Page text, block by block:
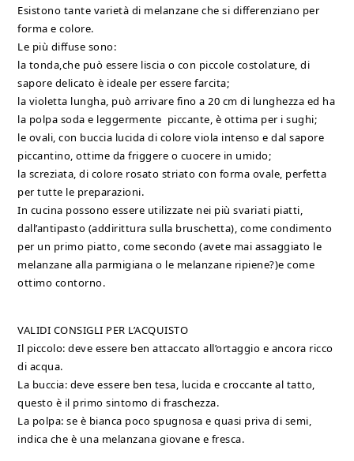
Esistono tante varietà di melanzane che si differenziano per
forma e colore.
Le più diffuse sono:
la tonda,che può essere liscia o con piccole costolature, di
sapore delicato è ideale per essere farcita;
la violetta lungha, può arrivare fino a 20 cm di lunghezza ed ha
la polpa soda e leggermente piccante, è ottima per i sughi;
le ovali, con buccia lucida di colore viola intenso e dal sapore
piccantino, ottime da friggere o cuocere in umido;
la screziata, di colore rosato striato con forma ovale, perfetta
per tutte le preparazioni.
In cucina possono essere utilizzate nei più svariati piatti,
dall’antipasto (addirittura sulla bruschetta), come condimento
per un primo piatto, come secondo (avete mai assaggiato le
melanzane alla parmigiana o le melanzane ripiene?)e come
ottimo contorno.
VALIDI CONSIGLI PER L’ACQUISTO
Il piccolo: deve essere ben attaccato all’ortaggio e ancora ricco
di acqua.
La buccia: deve essere ben tesa, lucida e croccante al tatto,
questo è il primo sintomo di fraschezza.
La polpa: se è bianca poco spugnosa e quasi priva di semi,
indica che è una melanzana giovane e fresca.